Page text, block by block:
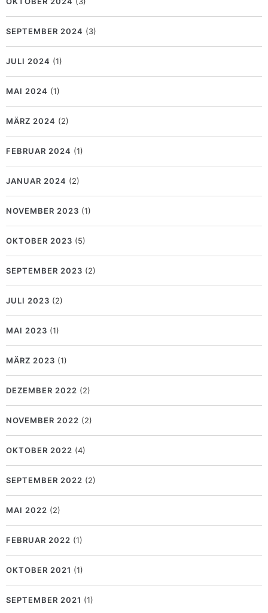
SEPTEMBER 2024 (3)
JULI 2024 (1)
MAI 2024 (1)
MÄRZ 2024 (2)
FEBRUAR 2024 (1)
JANUAR 2024 (2)
NOVEMBER 2023 (1)
OKTOBER 2023 (5)
SEPTEMBER 2023 (2)
JULI 2023 (2)
MAI 2023 (1)
MÄRZ 2023 (1)
DEZEMBER 2022 (2)
NOVEMBER 2022 (2)
OKTOBER 2022 (4)
SEPTEMBER 2022 (2)
MAI 2022 (2)
FEBRUAR 2022 (1)
OKTOBER 2021 (1)
SEPTEMBER 2021 (1)